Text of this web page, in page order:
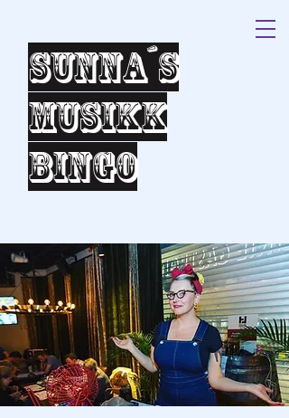
Sunna´s
Musikk
bingo